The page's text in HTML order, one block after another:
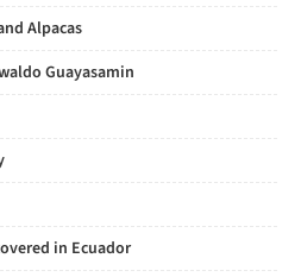
Alpacas
Guayasamin
in Ecuador